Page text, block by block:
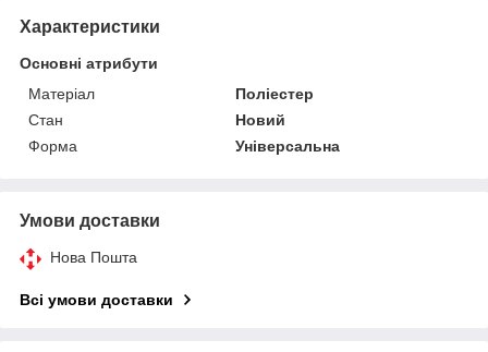
Характеристики
Основні атрибути
Матеріал
Поліестер
Стан
Новий
Форма
Універсальна
Умови доставки
Нова Пошта
Всі умови доставки